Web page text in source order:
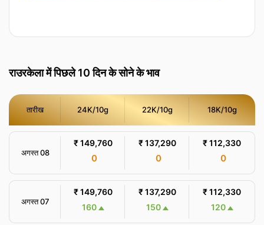
राउरकेला में पिछले 10 दिन के सोने के भाव
तारीख 24K/10g 22K/10g 18K/10g
अगस्त 08
₹ 149,760
0
₹ 137,290
0
₹ 112,330
0
अगस्त 07
₹ 149,760
160
₹ 137,290
150
₹ 112,330
120